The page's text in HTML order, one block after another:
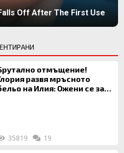
Off After The First Use
отмъщение!
развя мръсното
на Илия: Ожени се за
35819 19